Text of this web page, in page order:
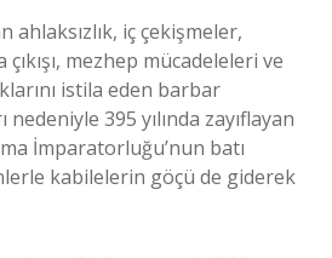
ahlaksızlık, iç çekişmeler,
mezhep mücadeleleri ve
istila eden barbar
nedeniyle 395 yılında zayıflayan
İmparatorluğu’nun batı
kabilelerin göçü de giderek